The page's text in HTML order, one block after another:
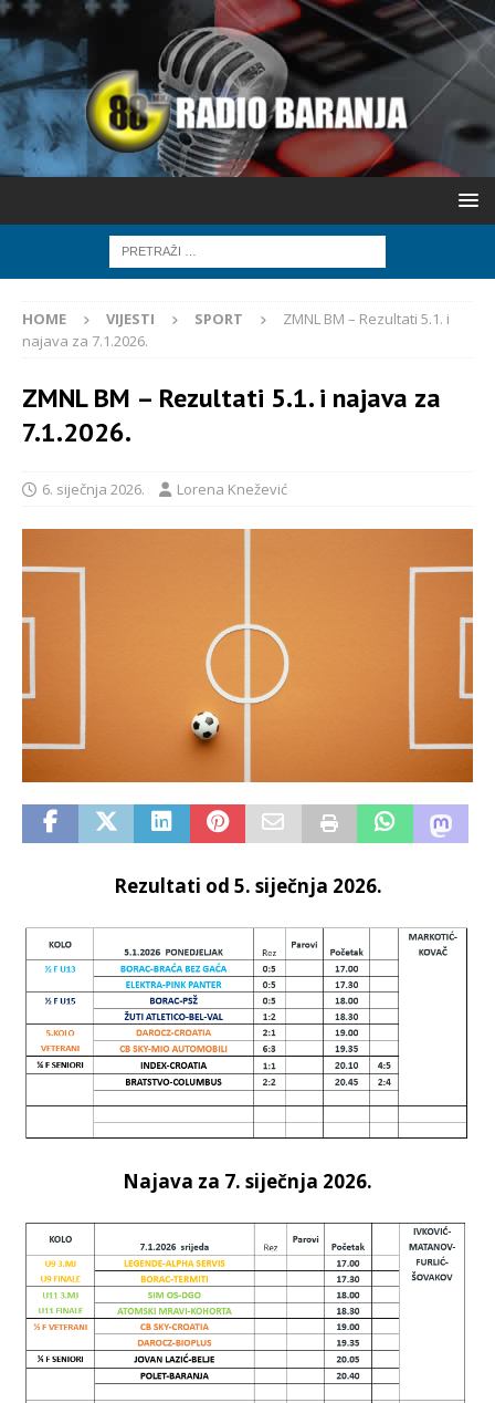
HOME VIJESTI SPORT
ZMNL BM – Rezultati 5.1. i
najava za 7.1.2026.
ZMNL BM – Rezultati 5.1. i najava za
7.1.2026.
6. siječnja 2026. Lorena Knežević
Rezultati od 5. siječnja 2026.
Najava za 7. siječnja 2026.